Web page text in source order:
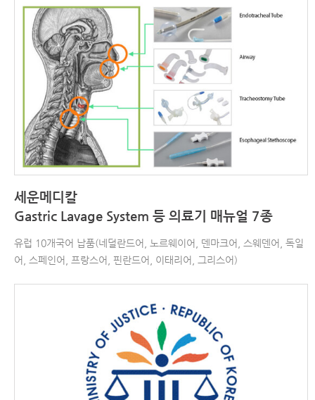
세운메디칼
Gastric Lavage System 등 의료기 매뉴얼 7종
유럽 10개국어 납품(네덜란드어, 노르웨이어, 덴마크어, 스웨덴어, 독일
어, 스페인어, 프랑스어, 핀란드어, 이태리어, 그리스어)